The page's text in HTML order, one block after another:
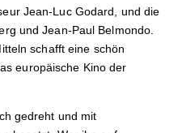
Jean-Luc Godard, und die
und Jean-Paul Belmondo.
schafft eine schön
europäische Kino der
gedreht und mit